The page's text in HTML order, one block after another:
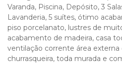
Varanda, Piscina, Depósito, 3
Lavanderia, 5 suítes, ótimo
piso porcelanato, lustres de
acabamento de madeira, casa
ventilação corrente área externa
churrasqueira, toda murada e